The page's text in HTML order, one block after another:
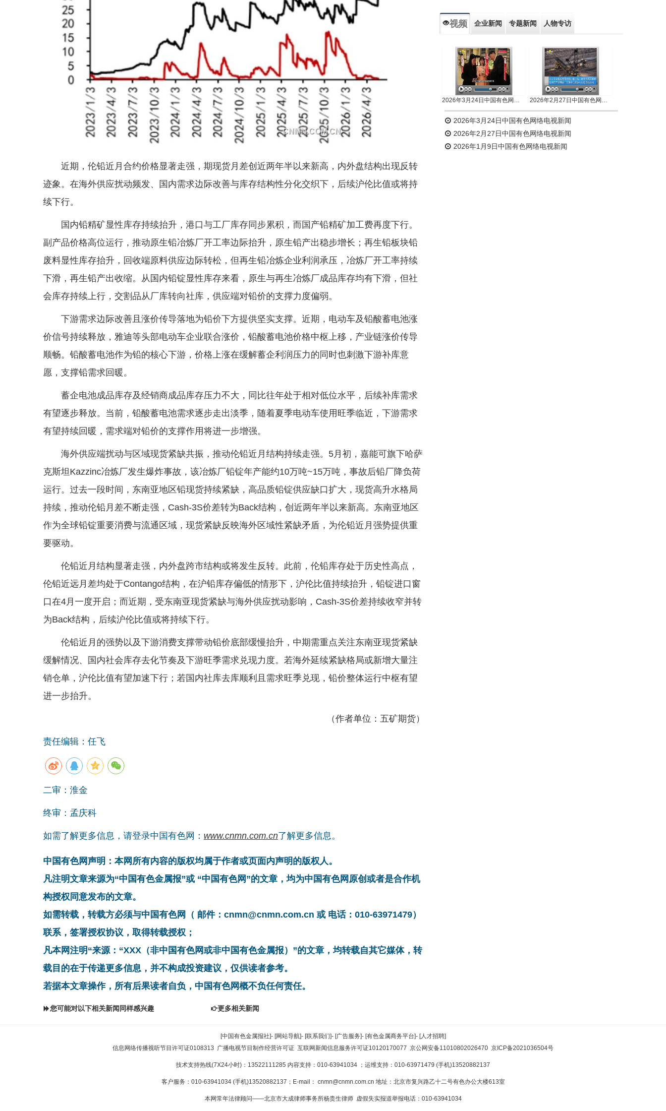
近期，伦铅近月合约价格显著走强，期现货月差创近两年半以来新高，内外盘结构出现反转
迹象。在海外供应扰动频发、国内需求边际改善与库存结构性分化交织下，后续沪伦比值或将持
续下行。
国内铅精矿显性库存持续抬升，港口与工厂库存同步累积，而国产铅精矿加工费再度下行。
副产品价格高位运行，推动原生铅冶炼厂开工率边际抬升，原生铅产出稳步增长；再生铅板块铅
废料显性库存抬升，回收端原料供应边际转松，但再生铅冶炼企业利润承压，冶炼厂开工率持续
下滑，再生铅产出收缩。从国内铅锭显性库存来看，原生与再生冶炼厂成品库存均有下滑，但社
会库存持续上行，交割品从厂库转向社库，供应端对铅价的支撑力度偏弱。
下游需求边际改善且涨价传导落地为铅价下方提供坚实支撑。近期，电动车及铅酸蓄电池涨
价信号持续释放，雅迪等头部电动车企业联合涨价，铅酸蓄电池价格中枢上移，产业链涨价传导
顺畅。铅酸蓄电池作为铅的核心下游，价格上涨在缓解蓄企利润压力的同时也刺激下游补库意
愿，支撑铅需求回暖。
蓄企电池成品库存及经销商成品库存压力不大，同比往年处于相对低位水平，后续补库需求
有望逐步释放。当前，铅酸蓄电池需求逐步走出淡季，随着夏季电动车使用旺季临近，下游需求
有望持续回暖，需求端对铅价的支撑作用将进一步增强。
海外供应端扰动与区域现货紧缺共振，推动伦铅近月结构持续走强。5月初，嘉能可旗下哈萨
克斯坦Kazzinc冶炼厂发生爆炸事故，该冶炼厂铅锭年产能约10万吨~15万吨，事故后铅厂降负荷
运行。过去一段时间，东南亚地区铅现货持续紧缺，高品质铅锭供应缺口扩大，现货高升水格局
持续，推动伦铅月差不断走强，Cash-3S价差转为Back结构，创近两年半以来新高。东南亚地区
作为全球铅锭重要消费与流通区域，现货紧缺反映海外区域性紧缺矛盾，为伦铅近月强势提供重
要驱动。
伦铅近月结构显著走强，内外盘跨市结构或将发生反转。此前，伦铅库存处于历史性高点，
伦铅近远月差均处于Contango结构，在沪铅库存偏低的情形下，沪伦比值持续抬升，铅锭进口窗
口在4月一度开启；而近期，受东南亚现货紧缺与海外供应扰动影响，Cash-3S价差持续收窄并转
为Back结构，后续沪伦比值或将持续下行。
伦铅近月的强势以及下游消费支撑带动铅价底部缓慢抬升，中期需重点关注东南亚现货紧缺
缓解情况、国内社会库存去化节奏及下游旺季需求兑现力度。若海外延续紧缺格局或新增大量注
销仓单，沪伦比值有望加速下行；若国内社库去库顺利且需求旺季兑现，铅价整体运行中枢有望
进一步抬升。
（作者单位：五矿期货）
责任编辑：任飞
二审：淮金
终审：孟庆科
如需了解更多信息，请登录中国有色网： www.cnmn.com.cn了解更多信息。
中国有色网声明：本网所有内容的版权均属于作者或页面内声明的版权人。
凡注明文章来源为“中国有色金属报”或 “中国有色网”的文章，均为中国有色网原创或者是合作机
构授权同意发布的文章。
如需转载，转载方必须与中国有色网（ 邮件：cnmn@cnmn.com.cn 或 电话：010-63971479）
联系，签署授权协议，取得转载授权；
凡本网注明“来源：“XXX（非中国有色网或非中国有色金属报）”的文章，均转载自其它媒体，转
载目的在于传递更多信息，并不构成投资建议，仅供读者参考。
若据本文章操作，所有后果读者自负，中国有色网概不负任何责任。
您可能对以下相关新闻同样感兴趣 更多相关新闻
视频 企业新闻 专题新闻 人物专访
2026年3月24日中国有色网络电视新闻 2026年2月27日中国有色网络电视新闻
2026年3月24日中国有色网络电视新闻
2026年2月27日中国有色网络电视新闻
2026年1月9日中国有色网络电视新闻
[中国有色金属报社]- [网站导航]- [联系我们]- [广告服务]- [有色金属商务平台]- [人才招聘]
信息网络传播视听节目许可证0108313 广播电视节目制作经营许可证 互联网新闻信息服务许可证10120170077 京公网安备11010802026470 京ICP备2021036504号
技术支持热线(7X24小时)：13522111285 内容支持：010-63941034 ；运维支持：010-63971479 (手机)13520882137
客户服务：010-63941034 (手机)13520882137；E-mail： cnmn@cnmn.com.cn 地址：北京市复兴路乙十二号有色办公大楼613室
本网常年法律顾问——北京市大成律师事务所杨贵生律师 虚假失实报道举报电话：010-63941034